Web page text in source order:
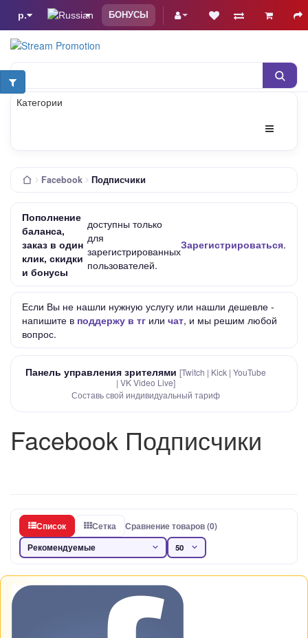
р. БОНУСЫ
Категории
Facebook Подписчики
Пополнение
баланса,
заказ в один
клик, скидки
и бонусы
доступны только
для
зарегистрированных
пользователей.
Зарегистрироваться.
Если Вы не нашли нужную услугу или нашли дешевле -
напишите в поддержу в тг или чат, и мы решим любой
вопрос.
Панель управления зрителями [Twitch | Kick | YouTube
| VK Video Live]
Составь свой индивидуальный тариф
Facebook Подписчики
Список Сетка Сравнение товаров (0)